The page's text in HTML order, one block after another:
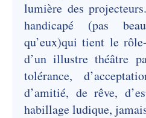
lumière des
handicapé (pas
qu’eux)qui tient le
d’un illustre théâtre
tolérance,
d’amitié, de rêve,
habillage ludique,